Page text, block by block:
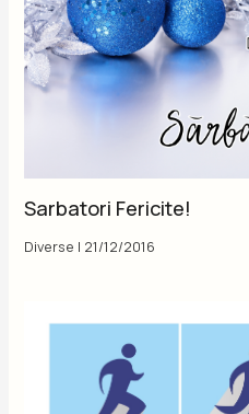
Sarbatori Fericite!
Diverse | 21/12/2016